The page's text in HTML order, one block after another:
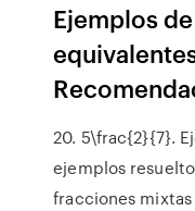
Ejemplos
20. 5\frac{2}{7}.
ejemplos
fracciones